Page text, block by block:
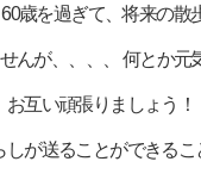
歳を過ぎて、将来の
んが、、、、 何とか
互い頑張りましょう！
が送ることができる